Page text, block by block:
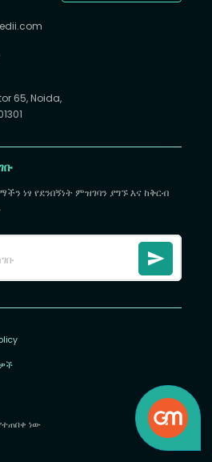
65, Noida,
ነፃ የደንበኝነት ምዝገባን ያግኙ እና ከቅርብ
ነው